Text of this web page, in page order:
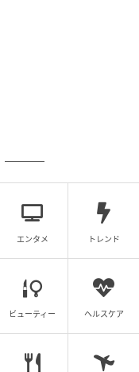
エンタメ トレンド
ビューティー ヘルスケア